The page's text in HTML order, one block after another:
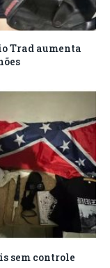
Trad aumenta
sem controle